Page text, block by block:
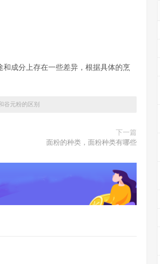
成分上存在一些差异，根据具体的烹
谷元粉的区别
下一篇
面粉的种类，面粉种类有哪些